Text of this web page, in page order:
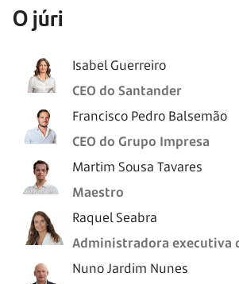
O júri
Isabel Guerreiro
CEO do Santander
Francisco Pedro Balsemão
CEO do Grupo Impresa
Martim Sousa Tavares​
Maestro
Raquel Seabra
Administradora executiva
Nuno Jardim Nunes